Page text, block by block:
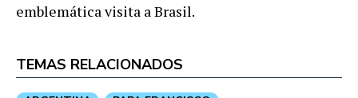
emblemática visita a Brasil.
TEMAS RELACIONADOS